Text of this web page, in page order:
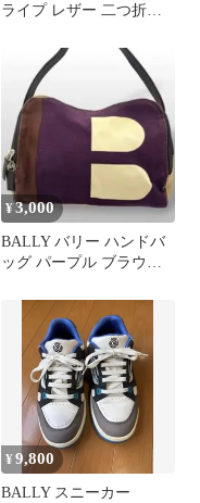
ライプ レザー 二つ折り
¥3,000
BALLY バリー ハンドバ
ッグ パープル ブラウン
¥9,800
BALLY スニーカー